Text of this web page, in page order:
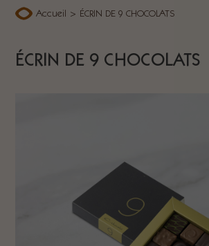
Accueil > ÉCRIN DE 9 CHOCOLATS
ÉCRIN DE 9 CHOCOLATS